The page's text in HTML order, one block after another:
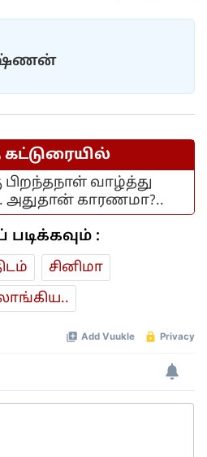
கட்டுரையில்
வாழ்த்து
அதுதான் காரணமா?..
:
சினிமா